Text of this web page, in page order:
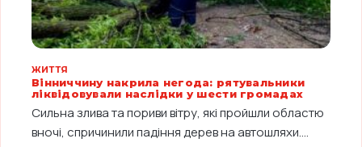
ЖИТТЯ
Вінниччину накрила негода: рятувальники
ліквідовували наслідки у шести громадах
Сильна злива та пориви вітру, які пройшли областю
вночі, спричинили падіння дерев на автошляхи....